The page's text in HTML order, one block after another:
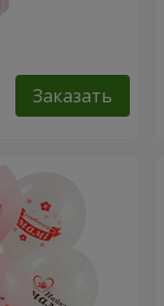
Заказать